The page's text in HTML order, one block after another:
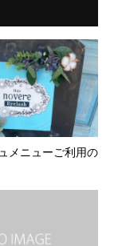
メニューご利用の